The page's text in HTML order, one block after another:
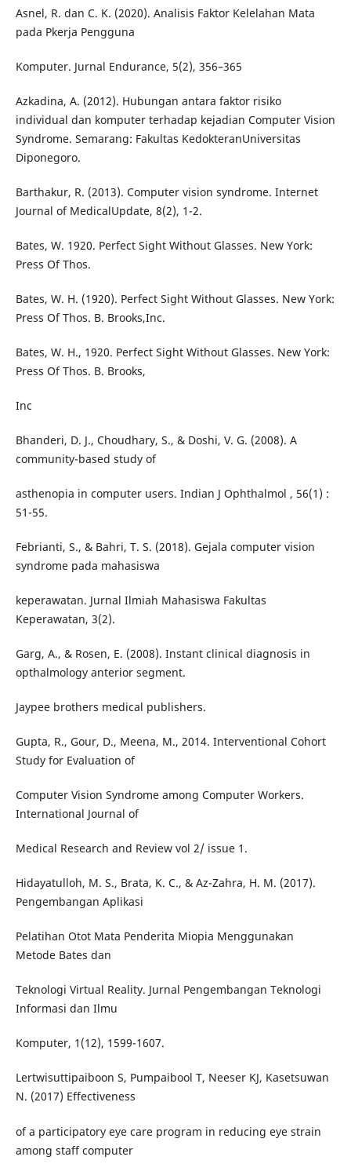
Asnel, R. dan C. K. (2020). Analisis Faktor Kelelahan Mata
pada Pkerja Pengguna
Komputer. Jurnal Endurance, 5(2), 356–365
Azkadina, A. (2012). Hubungan antara faktor risiko
individual dan komputer terhadap kejadian Computer Vision
Syndrome. Semarang: Fakultas KedokteranUniversitas
Diponegoro.
Barthakur, R. (2013). Computer vision syndrome. Internet
Journal of MedicalUpdate, 8(2), 1-2.
Bates, W. 1920. Perfect Sight Without Glasses. New York:
Press Of Thos.
Bates, W. H. (1920). Perfect Sight Without Glasses. New York:
Press Of Thos. B. Brooks,Inc.
Bates, W. H., 1920. Perfect Sight Without Glasses. New York:
Press Of Thos. B. Brooks,
Inc
Bhanderi, D. J., Choudhary, S., & Doshi, V. G. (2008). A
community-based study of
asthenopia in computer users. Indian J Ophthalmol , 56(1) :
51-55.
Febrianti, S., & Bahri, T. S. (2018). Gejala computer vision
syndrome pada mahasiswa
keperawatan. Jurnal Ilmiah Mahasiswa Fakultas
Keperawatan, 3(2).
Garg, A., & Rosen, E. (2008). Instant clinical diagnosis in
opthalmology anterior segment.
Jaypee brothers medical publishers.
Gupta, R., Gour, D., Meena, M., 2014. Interventional Cohort
Study for Evaluation of
Computer Vision Syndrome among Computer Workers.
International Journal of
Medical Research and Review vol 2/ issue 1.
Hidayatulloh, M. S., Brata, K. C., & Az-Zahra, H. M. (2017).
Pengembangan Aplikasi
Pelatihan Otot Mata Penderita Miopia Menggunakan
Metode Bates dan
Teknologi Virtual Reality. Jurnal Pengembangan Teknologi
Informasi dan Ilmu
Komputer, 1(12), 1599-1607.
Lertwisuttipaiboon S, Pumpaibool T, Neeser KJ, Kasetsuwan
N. (2017) Effectiveness
of a participatory eye care program in reducing eye strain
among staff computer